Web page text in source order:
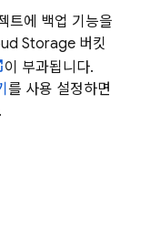
트에 백업 기능을
Storage 버킷
이 부과됩니다.
를 사용 설정하면